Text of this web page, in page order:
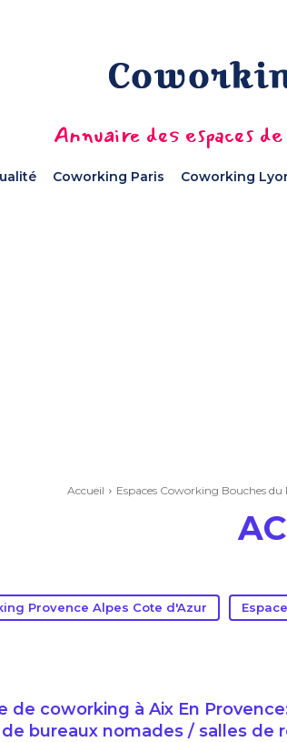
Annuaire des espaces
Coworking Paris Coworking
Accueil Espaces Coworking Bouches du
Provence Alpes Cote d'Azur
de coworking à Aix En
de bureaux nomades / salles de